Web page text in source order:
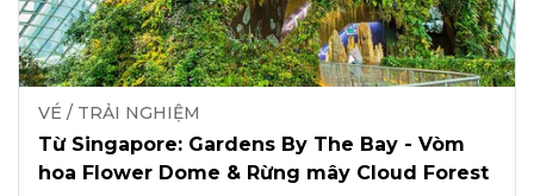
VÉ / TRẢI NGHIỆM
Từ Singapore: Gardens By The Bay - Vòm
hoa Flower Dome & Rừng mây Cloud Forest